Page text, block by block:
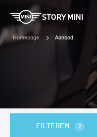
STORY MINI
Homepage Aanbod
FILTEREN 2